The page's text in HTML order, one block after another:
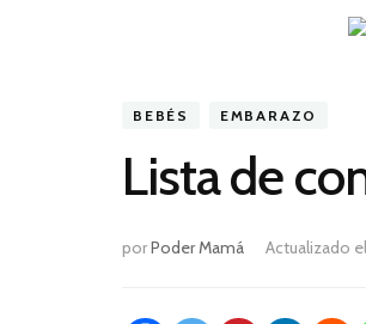
BEBÉS EMBARAZO
Lista de
porPoder Mamá Actualizado el